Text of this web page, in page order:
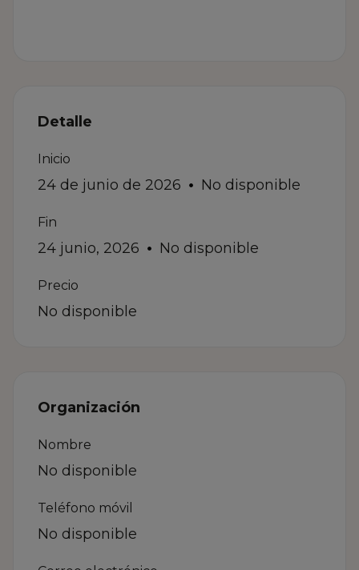
Detalle
Inicio
24 de junio de 2026 No disponible
Fin
24 junio, 2026 No disponible
Precio
No disponible
Organización
Nombre
No disponible
Teléfono móvil
No disponible